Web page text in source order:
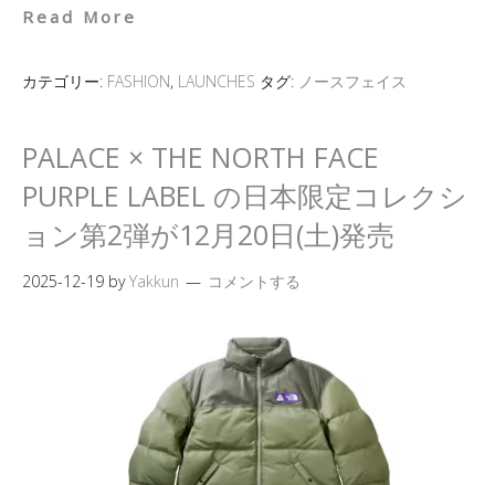
Read More
カテゴリー: FASHION, LAUNCHES タグ: ノースフェイス
PALACE × THE NORTH FACE
PURPLE LABEL の日本限定コレクシ
ョン第2弾が12月20日(土)発売
2025-12-19 byYakkun コメントする